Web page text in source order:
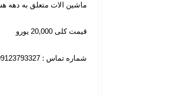
ماشین الات متعلق به دهه
قیمت کلی 20,000 یورو
شماره تماس : 09123793327